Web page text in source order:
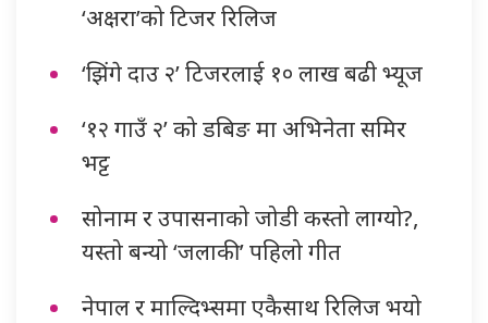
‘अक्षरा’को टिजर रिलिज
‘झिंगे दाउ २’ टिजरलाई १० लाख बढी भ्यूज
‘१२ गाउँ २’ को डबिङ मा अभिनेता समिर
भट्ट
सोनाम र उपासनाको जोडी कस्तो लाग्यो?,
यस्तो बन्यो ‘जलाकी’ पहिलो गीत
नेपाल र माल्दिभ्समा एकैसाथ रिलिज भयो